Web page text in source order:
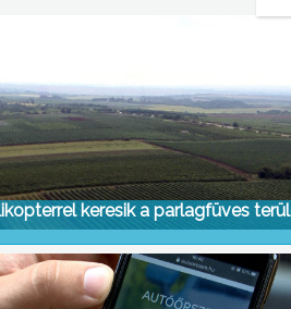
keresik a parlagfüves